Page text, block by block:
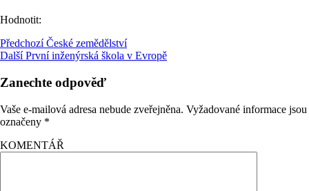
Hodnotit:
Předchozí České zemědělství
Další První inženýrská škola v Evropě
Zanechte odpověď
Vaše e-mailová adresa nebude zveřejněna. Vyžadované informace jsou
označeny *
KOMENTÁŘ